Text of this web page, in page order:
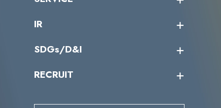
パートナー企業一覧
サイバーニュース
カテゴリー別サービス一覧
IR
IRカレンダー
IRライブラリー
SDGs/D&I
当グループのマテリアリティ
SDGs推進体制
RECRUIT
募集職種一覧